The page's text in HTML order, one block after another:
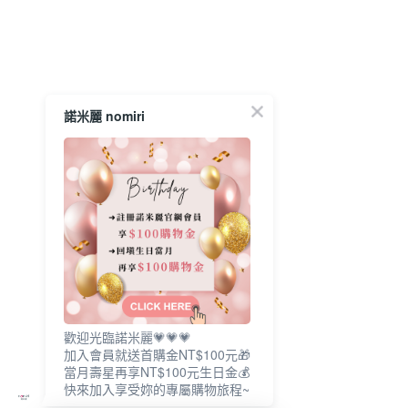
諾米麗 nomiri
歡迎光臨諾米麗💗💗💗
加入會員就送首購金NT$100元🎁
當月壽星再享NT$100元生日金💰
快來加入享受妳的專屬購物旅程~